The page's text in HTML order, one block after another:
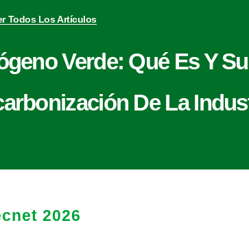
Todos Los Artículos
Verde: Qué Es Y
De La
2026